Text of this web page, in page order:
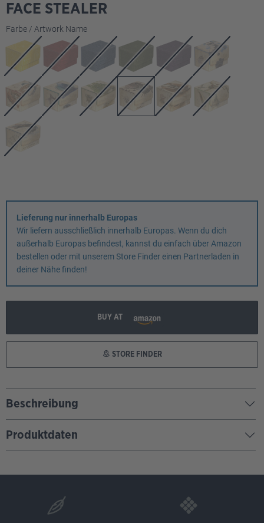
FACE STEALER
Farbe / Artwork Nameauswählen
Lieferung nur innerhalb Europas
Wir liefern ausschließlich innerhalb Europas. Wenn du dich
außerhalb Europas befindest, kannst du einfach über Amazon
bestellen oder mit unserem Store Finder einen Partnerladen in
deiner Nähe finden!
BUY AT
STORE FINDER
Beschreibung
Produktdaten